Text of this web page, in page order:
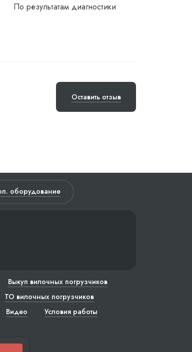
По результатам диагностики
Оставить отзыв
оборудование
Выкуп вилочных погрузчиков
ТО вилочных погрузчиков
Видео
Условия работы